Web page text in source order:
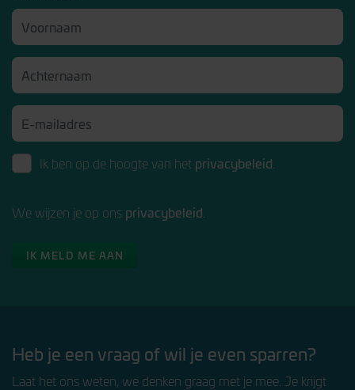
Ik ben op de hoogte van het privacybeleid
We wijzen je op ons privacybeleid
IK MELD ME AAN
Heb je een vraag of wil je even sparren?
Laat het ons weten, we denken graag met je mee. Je krijgt